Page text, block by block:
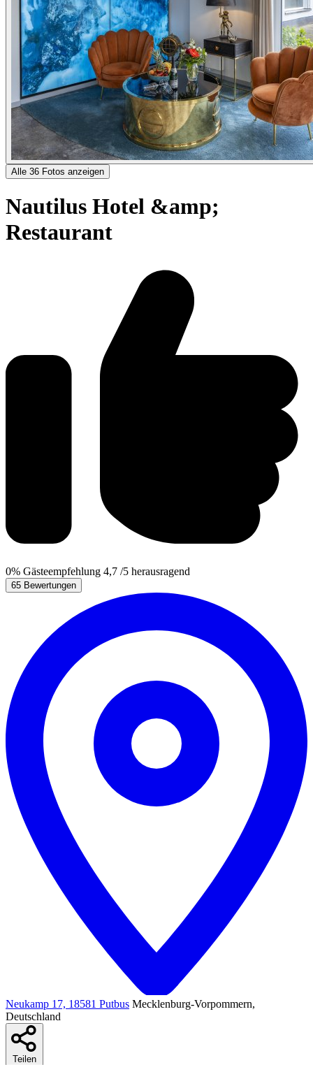
Alle 36 Fotos anzeigen
Nautilus Hotel &amp;
Restaurant
0% Gästeempfehlung 4,7 /5 herausragend
65 Bewertungen
Neukamp 17, 18581 Putbus Mecklenburg-Vorpommern,
Deutschland
Teilen